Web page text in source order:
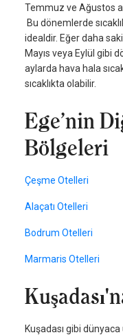
Temmuz ve Ağustos
Bu dönemlerde
idealdir. Eğer daha
Mayıs veya Eylül gibi
aylarda hava hala
sıcaklıkta olabilir.
Ege’nin
Bölgeleri
Çeşme Otelleri
Alaçatı Otelleri
Bodrum Otelleri
Marmaris Otelleri
Kuşadası gibi